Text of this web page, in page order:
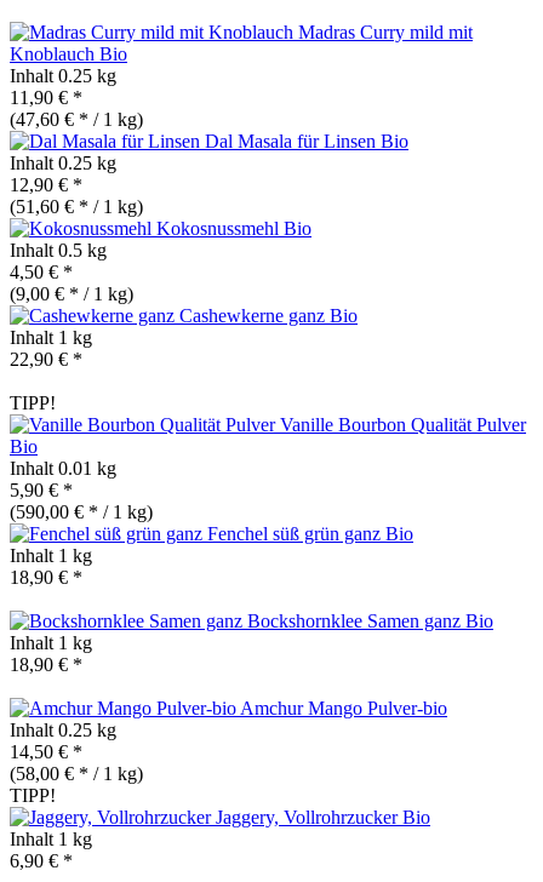
Madras Curry mild mit
Knoblauch Bio
Inhalt 0.25 kg
11,90 € *
(47,60 € * / 1 kg)
Dal Masala für Linsen Bio
Inhalt 0.25 kg
12,90 € *
(51,60 € * / 1 kg)
Kokosnussmehl Bio
Inhalt 0.5 kg
4,50 € *
(9,00 € * / 1 kg)
Cashewkerne ganz Bio
Inhalt 1 kg
22,90 € *
TIPP!
Vanille Bourbon Qualität Pulver
Bio
Inhalt 0.01 kg
5,90 € *
(590,00 € * / 1 kg)
Fenchel süß grün ganz Bio
Inhalt 1 kg
18,90 € *
Bockshornklee Samen ganz Bio
Inhalt 1 kg
18,90 € *
Amchur Mango Pulver-bio
Inhalt 0.25 kg
14,50 € *
(58,00 € * / 1 kg)
TIPP!
Jaggery, VollrohrzuckerBio
Inhalt 1 kg
6,90 € *